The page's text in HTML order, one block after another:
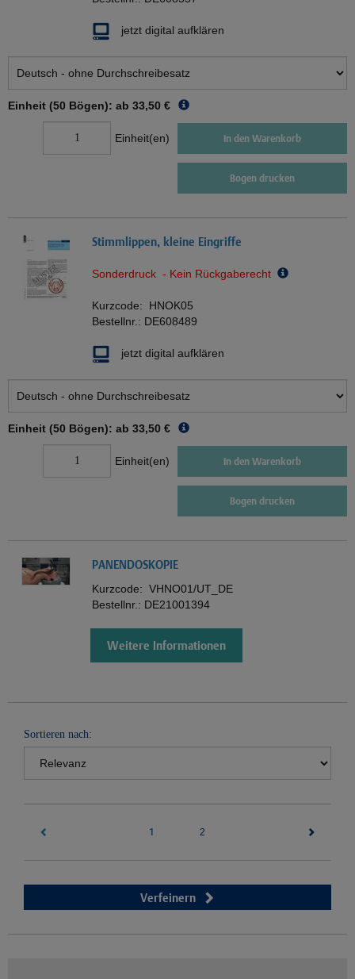
jetzt digital aufklären
Einheit (50 Bögen): ab 33,50 €
Einheit(en) In den Warenkorb
Bogen drucken
Stimmlippen, kleine Eingriffe
Sonderdruck - Kein Rückgaberecht
Kurzcode: HNOK05
Bestellnr.: DE608489
jetzt digital aufklären
Einheit (50 Bögen): ab 33,50 €
Einheit(en) In den Warenkorb
Bogen drucken
PANENDOSKOPIE
Kurzcode: VHNO01/UT_DE
Bestellnr.: DE21001394
Weitere Informationen
Sortieren nach:
1 2(current)
Verfeinern